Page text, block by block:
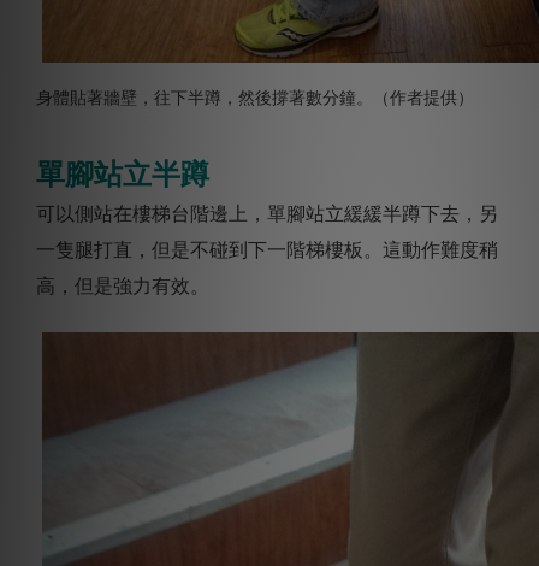
身體貼著牆壁，往下半蹲，然後撐著數分鐘。（作者提供）
單腳站立半蹲
可以側站在樓梯台階邊上，單腳站立緩緩半蹲下去，另
一隻腿打直，但是不碰到下一階梯樓板。這動作難度稍
高，但是強力有效。